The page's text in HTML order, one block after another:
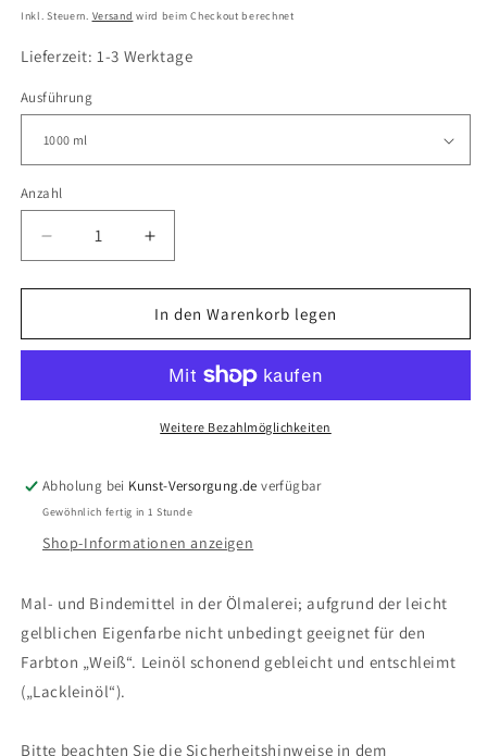
Preis
Inkl. Steuern. Versand wird beim Checkout berechnet
Lieferzeit: 1-3 Werktage
Ausführung
Anzahl
Verringere
die
Menge
LUKAS
Erhöhe
die
Menge
für
LUKAS
gebleicht
In den Warenkorb legen
Weitere Bezahlmöglichkeiten
Abholung bei Kunst-Versorgung.de verfügbar
Gewöhnlich fertig in 1 Stunde
Shop-Informationen anzeigen
Mal- und Bindemittel in der Ölmalerei; aufgrund der leicht
gelblichen Eigenfarbe nicht unbedingt geeignet für den
Farbton „Weiß“. Leinöl schonend gebleicht und entschleimt
(„Lackleinöl“).
Bitte beachten Sie die Sicherheitshinweise in dem